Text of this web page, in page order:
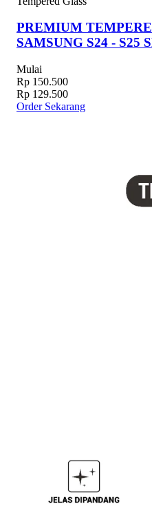
PREMIUM
SAMSUNG S24 - S25
Mulai
Rp 150.500
Rp 129.500
Order Sekarang